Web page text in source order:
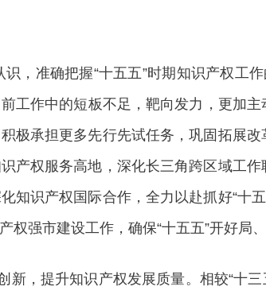
准确把握“十五五”时期知识产权工
工作中的短板不足，靶向发力，更加
极承担更多先行先试任务，巩固拓展
产权服务高地，深化长三角跨区域工
知识产权国际合作，全力以赴抓好“十
强市建设工作，确保“十五五”开好局、
，提升知识产权发展质量。相较“十